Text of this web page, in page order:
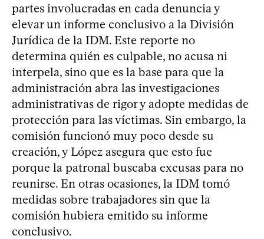
partes involucradas en cada denuncia y
elevar un informe conclusivo a la División
Jurídica de la IDM. Este reporte no
determina quién es culpable, no acusa ni
interpela, sino que es la base para que la
administración abra las investigaciones
administrativas de rigor y adopte medidas de
protección para las víctimas. Sin embargo, la
comisión funcionó muy poco desde su
creación, y López asegura que esto fue
porque la patronal buscaba excusas para no
reunirse. En otras ocasiones, la IDM tomó
medidas sobre trabajadores sin que la
comisión hubiera emitido su informe
conclusivo.